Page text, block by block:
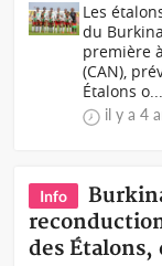
Les
du
première
(CAN),
Étalons o...
il y a 4
Info
des